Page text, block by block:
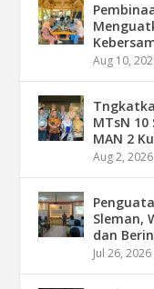
Aug 10,
MTsN
MAN 2
Aug 2, 2026
Sleman,
dan
Jul 26, 2026